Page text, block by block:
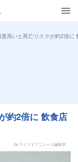
高いと死亡リスクが約2倍に
約2倍に 飲食店
by ライブドアニュース編集部